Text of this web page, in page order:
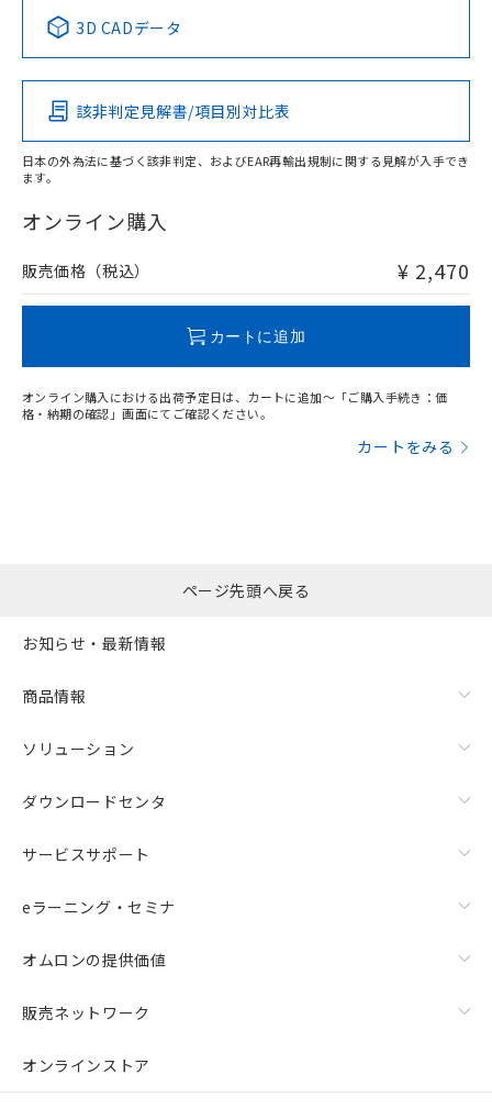
Pb Hg Cd Cr(VI)
O
在庫等で未対応品が混在する可能性があります。
問い合わせください。
3D CADデータ
該非判定見解書/項目別対比表
日本の外為法に基づく該非判定、およびEAR再輸出規制に関する見解が入手でき
ます。
オンライン購入
販売価格（税込） ¥ 2,470
カートに追加
オンライン購入における出荷予定日は、カートに追加～「ご購入手続き：価
格・納期の確認」画面にてご確認ください。
カートをみる
ページ先頭へ戻る
お知らせ・最新情報
商品情報
ソリューション
ダウンロードセンタ
サービスサポート
eラーニング・セミナ
オムロンの提供価値
販売ネットワーク
オンラインストア